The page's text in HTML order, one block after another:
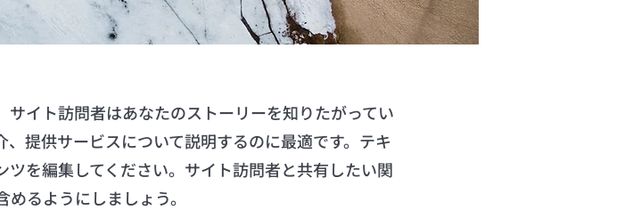
イト訪問者はあなたのストーリーを知りたがってい
提供サービスについて説明するのに最適です。テキ
を編集してください。サイト訪問者と共有したい関
めるようにしましょう。